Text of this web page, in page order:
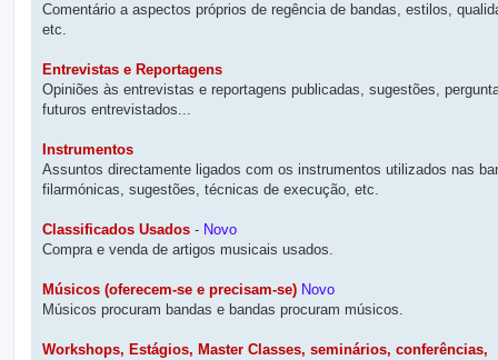
Comentário a aspectos próprios de regência de bandas, estilos,
etc.
Entrevistas e Reportagens
Opiniões às entrevistas e reportagens publicadas, sugestões,
futuros entrevistados...
Instrumentos
Assuntos directamente ligados com os instrumentos utilizados nas
filarmónicas, sugestões, técnicas de execução, etc.
Classificados Usados - Novo
Compra e venda de artigos musicais usados.
Músicos (oferecem-se e precisam-se) Novo
Músicos procuram bandas e bandas procuram músicos.
Workshops, Estágios, Master Classes, seminários, conferências,